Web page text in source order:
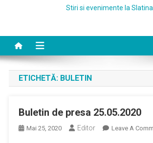
Stiri si evenimente la Slatina
ETICHETĂ: BULETIN
Buletin de presa 25.05.2020
Mai 25, 2020 Editor Leave A